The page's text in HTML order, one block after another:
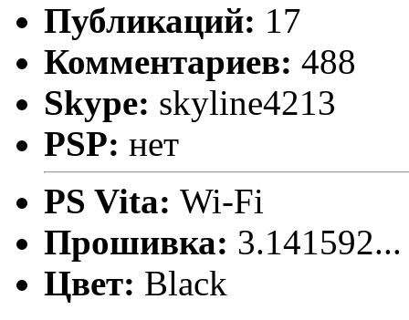
Публикаций: 17
Комментариев: 488
Skype: skyline4213
PSP: нет
PS Vita: Wi-Fi
Прошивка:
Цвет: Black